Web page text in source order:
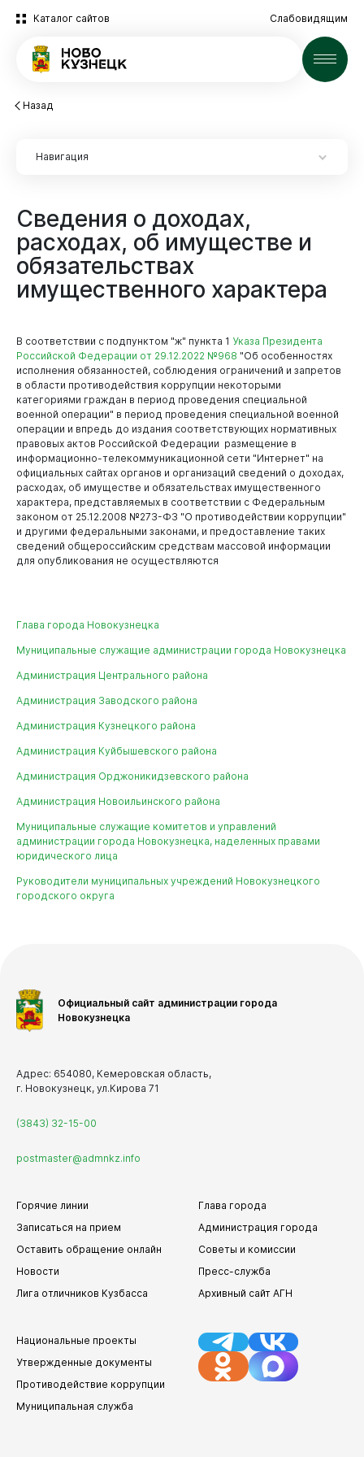
Каталог сайтов Слабовидящим
Новости
Новокузнецк
Администрация
Горожанам
Документы
Виртуальнаяприемная
Назад
Сведения о доходах,
расходах, об имуществе и
обязательствах
имущественного характера
Навигация
Экспертиза НПА
Экспертиза НПА
Архив
Противодействие коррупции
Противодействие коррупции
Нормативные правовые акты
Сведения о доходах, расходах, об имуществе и
обязательствах имущественного характера
Комиссия по соблюдению требований к служебному
поведению муниципальных служащих и
урегулированию конфликта интересов
Независимая антикоррупционная экспертиза
Среднемесячная заработная плата
Учреждения, подведомственные администрации
Комитету по управлению муниципальным имуществом
Учреждения, подведомственные Управлению
благоустройства
Учреждения, подведомственные Комитету по
физической культуре, спорту и туризму
коммунального хозяйства
молодежи
Учреждения, подведомственные Комитету
образования и науки
Финансы
Бюджет
Отчеты
Бюджет для граждан
Документы
В соответствии с подпунктом "ж" пункта 1 Указа Президента
Российской Федерации от 29.12.2022 №968 "Об особенностях
исполнения обязанностей, соблюдения ограничений и запретов
в области противодействия коррупции некоторыми
категориями граждан в период проведения специальной
военной операции" в период проведения специальной военной
операции и впредь до издания соответствующих нормативных
правовых актов Российской Федерации размещение в
информационно-телекоммуникационной сети "Интернет" на
официальных сайтах органов и организаций сведений о доходах,
расходах, об имуществе и обязательствах имущественного
характера, представляемых в соответствии с Федеральным
законом от 25.12.2008 №273-ФЗ "О противодействии коррупции"
и другими федеральными законами, и предоставление таких
сведений общероссийским средствам массовой информации
для опубликования не осуществляются
Глава города Новокузнецка
Муниципальные служащие администрации города Новокузнецка
Администрация Центрального района
Администрация Заводского района
Администрация Кузнецкого района
Администрация Куйбышевского района
Администрация Орджоникидзевского района
Администрация Новоильинского района
Муниципальные служащие комитетов и управлений
администрации города Новокузнецка, наделенных правами
юридического лица
Руководители муниципальных учреждений Новокузнецкого
городского округа
Официальный сайт администрации города
Новокузнецка
Адрес: 654080, Кемеровская область,
г. Новокузнецк, ул.Кирова 71
(3843) 32-15-00
postmaster@admnkz.info
Горячие линии
Записаться на прием
Оставить обращение онлайн
Новости
Лига отличников Кузбасса
Глава города
Администрация города
Советы и комиссии
Пресс-служба
Архивный сайт АГН
Национальные проекты
Утвержденные документы
Противодействие коррупции
Муниципальная служба